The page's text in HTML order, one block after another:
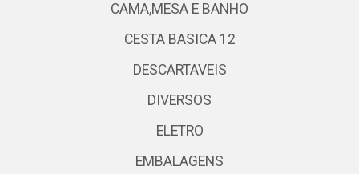
CAMA,MESA E BANHO
CESTA BASICA 12
DESCARTAVEIS
DIVERSOS
ELETRO
EMBALAGENS